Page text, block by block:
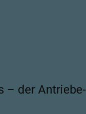
– der Antriebe-